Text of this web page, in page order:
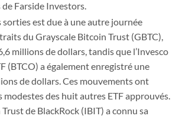
Farside Investors.
sorties est due à une autre journée
du Grayscale Bitcoin Trust (GBTC),
millions de dollars, tandis que l’Invesco
(BTCO) a également enregistré une
de dollars. Ces mouvements ont
modestes des huit autres ETF approuvés.
de BlackRock (IBIT) a connu sa